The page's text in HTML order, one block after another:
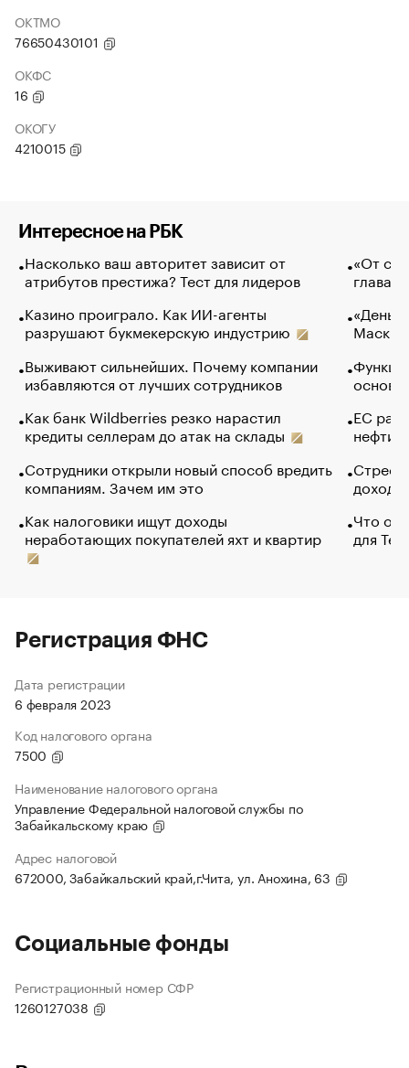
ОКТМО
76650430101
ОКФС
16
ОКОГУ
4210015
Интересное на РБК
Насколько ваш авторитет зависит от
атрибутов престижа? Тест для лидеров
Казино проиграло. Как ИИ-агенты
разрушают букмекерскую индустрию
Выживают сильнейших. Почему компании
избавляются от лучших сотрудников
Как банк Wildberries резко нарастил
кредиты селлерам до атак на склады
Сотрудники открыли новый способ вредить
компаниям. Зачем им это
Как налоговики ищут доходы
неработающих покупателей яхт и квартир
«От
глава
Маск в
основ
ЕС
нефти
Что
для
Регистрация ФНС
Дата регистрации
6 февраля 2023
Код налогового органа
7500
Наименование налогового органа
Управление Федеральной налоговой службы по
Забайкальскому краю
Адрес налоговой
672000, Забайкальский край,г.Чита, ул. Анохина, 63
Социальные фонды
Регистрационный номер СФР
1260127038